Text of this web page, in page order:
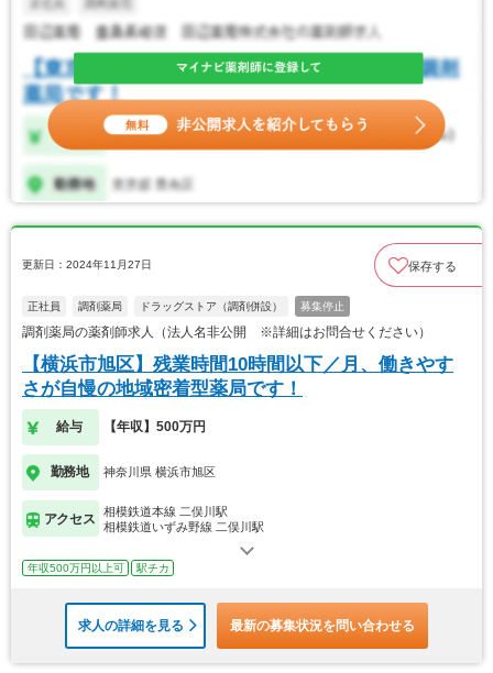
更新日：2024年11月27日 保存する
正社員 調剤薬局 ドラッグストア（調剤併設） 募集停止
調剤薬局の薬剤師求人（法人名非公開 ※詳細はお問合せください）
【横浜市旭区】残業時間10時間以下／月、働きやす
さが自慢の地域密着型薬局です！
給与 【年収】500万円
勤務地 神奈川県 横浜市旭区
アクセス
相模鉄道本線 二俣川駅
相模鉄道いずみ野線 二俣川駅
年収500万円以上可 駅チカ
求人の詳細を見る 最新の募集状況を問い合わせる